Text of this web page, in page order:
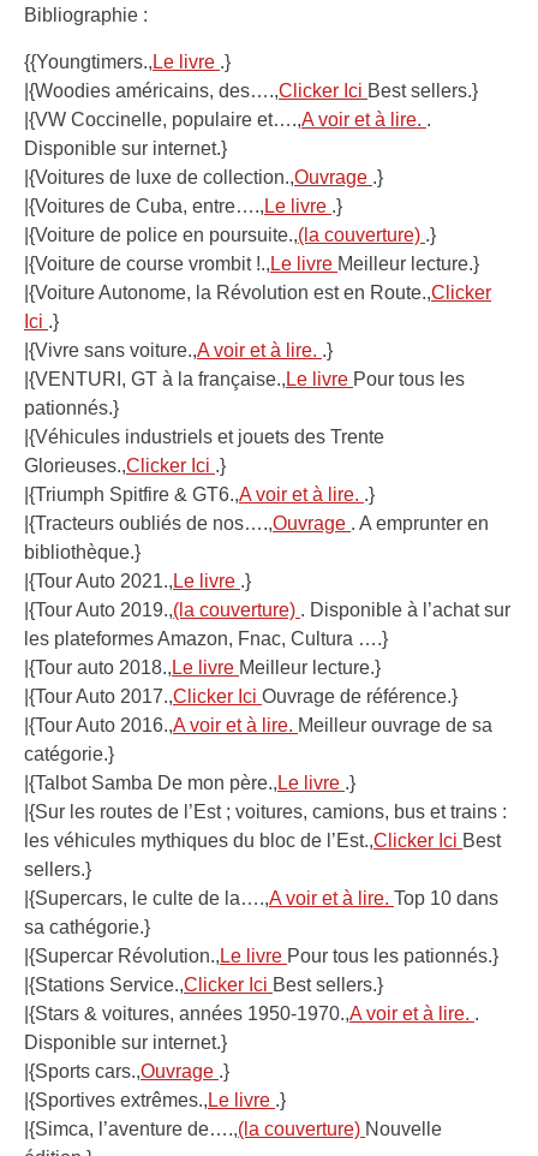
Bibliographie :
{{Youngtimers., Le livre .}
|{Woodies américains, des….,Clicker Ici Best sellers.}
|{VW Coccinelle, populaire et….,A voir et à lire. .
Disponible sur internet.}
|{Voitures de luxe de collection.,Ouvrage .}
|{Voitures de Cuba, entre…., Le livre .}
|{Voiture de police en poursuite.,(la couverture) .}
|{Voiture de course vrombit !., Le livre Meilleur lecture.}
|{Voiture Autonome, la Révolution est en Route.,Clicker
Ici .}
|{Vivre sans voiture.,A voir et à lire. .}
|{VENTURI, GT à la française., Le livre Pour tous les
pationnés.}
|{Véhicules industriels et jouets des Trente
Glorieuses.,Clicker Ici .}
|{Triumph Spitfire & GT6.,A voir et à lire. .}
|{Tracteurs oubliés de nos….,Ouvrage . A emprunter en
bibliothèque.}
|{Tour Auto 2021., Le livre .}
|{Tour Auto 2019.,(la couverture) . Disponible à l’achat sur
les plateformes Amazon, Fnac, Cultura ….}
|{Tour auto 2018., Le livre Meilleur lecture.}
|{Tour Auto 2017.,Clicker Ici Ouvrage de référence.}
|{Tour Auto 2016.,A voir et à lire. Meilleur ouvrage de sa
catégorie.}
|{Talbot Samba De mon père., Le livre .}
|{Sur les routes de l’Est ; voitures, camions, bus et trains :
les véhicules mythiques du bloc de l’Est.,Clicker Ici Best
sellers.}
|{Supercars, le culte de la….,A voir et à lire. Top 10 dans
sa cathégorie.}
|{Supercar Révolution., Le livre Pour tous les pationnés.}
|{Stations Service.,Clicker Ici Best sellers.}
|{Stars & voitures, années 1950-1970.,A voir et à lire. .
Disponible sur internet.}
|{Sports cars.,Ouvrage .}
|{Sportives extrêmes., Le livre .}
|{Simca, l’aventure de….,(la couverture) Nouvelle